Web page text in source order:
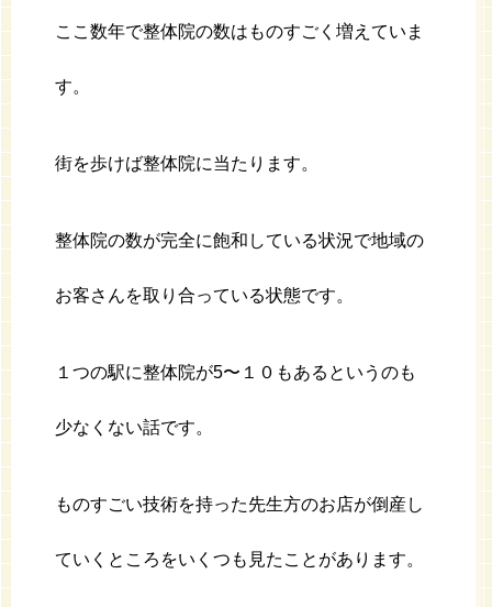
ここ数年で整体院の数はものすごく増えていま
す。
街を歩けば整体院に当たります。
整体院の数が完全に飽和している状況で地域の
お客さんを取り合っている状態です。
１つの駅に整体院が5〜１０もあるというのも
少なくない話です。
ものすごい技術を持った先生方のお店が倒産し
ていくところをいくつも見たことがあります。